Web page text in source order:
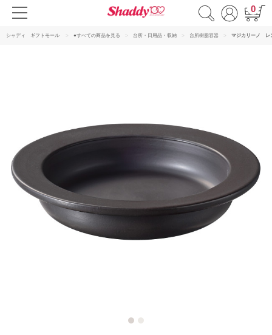
0
シャディ ギフトモール ●すべての商品を見る 台所・日用品・収納 台所樹脂容器 マジカリーノ レ